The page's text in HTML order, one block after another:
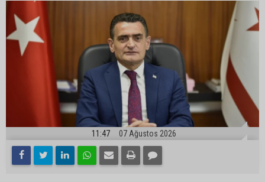
11:47 07 Ağustos 2026